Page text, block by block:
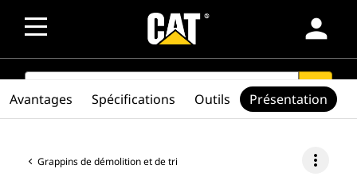
person
SEARCH search
Grappins de démolition et de tri more_vert
Avantages Spécifications Outils Présentation